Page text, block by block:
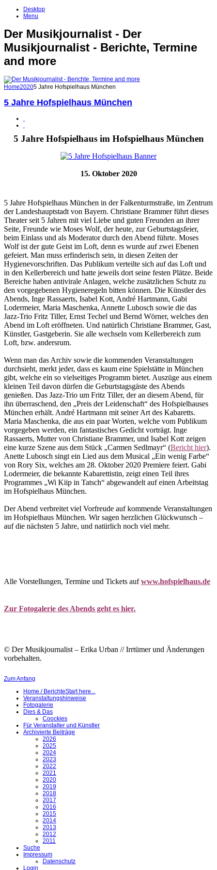
Desktop
Menu
Der Musikjournalist - Der
Musikjournalist - Berichte, Termine
and more
Home20205 Jahre Hofspielhaus München
5 Jahre Hofspielhaus München
5 Jahre Hofspielhaus im Hofspielhaus München
15. Oktober 2020
5 Jahre Hofspielhaus München in der Falkenturmstraße, im Zentrum
der Landeshauptstadt von Bayern. Christiane Brammer führt dieses
Theater seit 5 Jahren mit viel Liebe und guten Freunden an ihrer
Seite, Freunde wie Moses Wolf, der heute, zur Geburtstagsfeier,
beim Einlass und als Moderator durch den Abend führte. Moses
Wolf ist der gute Geist im Loft, denn es wurde auf zwei Ebenen
gefeiert. Man muss erfinderisch sein, in diesen Zeiten der
Hygienevorschriften. Das Publikum verteilte sich auf das Loft und
in den Kellerbereich und hatte jeweils dort seine festen Plätze. Beide
Bereiche haben antivirale Anlagen, welche zusätzlichen Schutz zu
den vorgegebenen Hygieneregeln bitten können. Die Künstler des
Abends, Inge Rassaerts, Isabel Kott, André Hartmann, Gabi
Lodermeier, Maria Maschenka, Annette Lubosch sowie die das
Jazz-Trio Fritz Tiller, Ernst Techel und Bernd Wörner, welches den
Abend im Loft eröffneten. Und natürlich Christiane Brammer, Gast,
Künstler, Gastgeberin. Sie alle wechseln vom Kellerbereich zum
Loft, bzw. andersrum.
Wenn man das Archiv sowie die kommenden Veranstaltungen
durchsieht, merkt jeder, dass es kaum eine Spielstätte in München
gibt, welche ein so vielseitiges Programm bietet. Auszüge aus einem
kleinen Teil davon dürfen die Geburtstagsgäste des Abends
genießen. Das Jazz-Trio um Fritz Tiller, der an diesem Abend, für
ihn überraschend, den „Preis der Leidenschaft“ des Hofspielhauses
München erhält. André Hartmann mit seiner Art des Kabaretts.
Maria Maschenka, die aus ein paar Worten, welche vom Publikum
vorgegeben werden, ein fantastisches Gedicht vorträgt. Inge
Rassaerts, Mutter von Christiane Brammer, und Isabel Kott zeigen
eine kurze Szene aus dem Stück „Carmen Sedlmayr“ (Bericht hier).
Anette Lubosch singt ein Lied aus dem Musical „Ein wenig Farbe“
von Rory Six, welches am 28. Oktober 2020 Premiere feiert. Gabi
Lodermeier, die bekannte Kabarettistin, zeigt einen Teil ihres
Programmes „Wi Kiip in Tatsch“ abgewandelt auf einen Arbeitstag
im Hofspielhaus München.
Der Abend verbreitet viel Vorfreude auf kommende Veranstaltungen
im Hofspielhaus München. Wir sagen herzlichen Glückwunsch –
auf die nächsten 5 Jahre, und natürlich noch viel mehr.
Alle Vorstellungen, Termine und Tickets aufwww.hofspielhaus.de
Zur Fotogalerie des Abends geht es hier.
© Der Musikjournalist – Erika Urban // Irrtümer und Änderungen
vorbehalten.
Zum Anfang
Home / BerichteStart here...
Veranstaltungshinweise
Fotogalerie
Dies & Das
Coockies
Für Veranstalter und Künstler
Archivierte Beiträge
2026
2025
2024
2023
2022
2021
2020
2019
2018
2017
2016
2015
2014
2013
2012
2011
Suche
Impressum
Datenschutz
Login